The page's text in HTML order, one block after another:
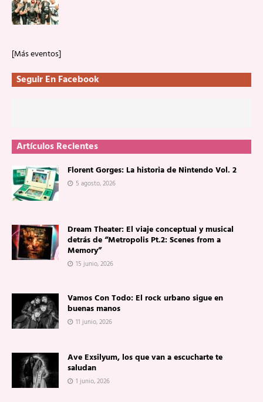
[Más eventos]
Seguir En Facebook
Artículos Recientes
Florent Gorges: La historia de Nintendo Vol. 2
5 agosto, 2026
Dream Theater: El viaje conceptual y musical
detrás de “Metropolis Pt.2: Scenes from a
Memory”
15 junio, 2026
Vamos Con Todo: El rock urbano sigue en
buenas manos
11 junio, 2026
Ave Exsilyum, los que van a escucharte te
saludan
1 junio, 2026